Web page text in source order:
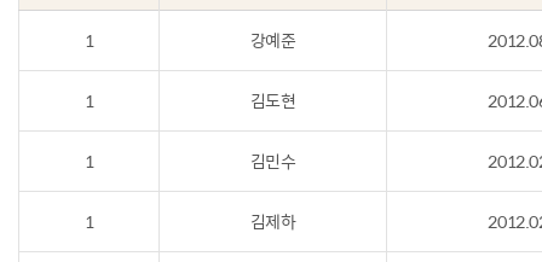
1 강예준
1 김도현
1 김민수
1 김제하